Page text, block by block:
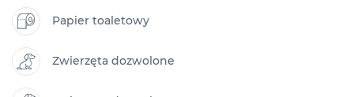
Papier toaletowy
Zwierzęta dozwolone